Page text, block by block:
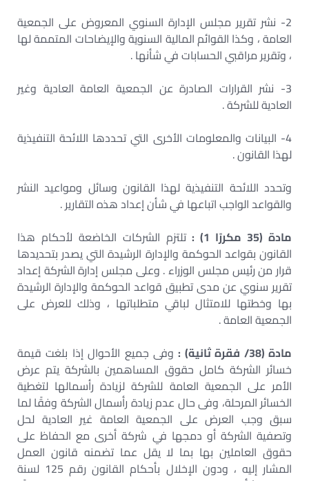
2- نشر تقرير مجلس الإدارة السنوي المعروض على الجمعية
العامة ، وكذا القوائم المالية السنوية والإيضاحات المتممة لها
، وتقرير مراقبي الحسابات في شأنها .
3- نشر القرارات الصادرة عن الجمعية العامة العادية وغير
العادية للشركة .
4- البيانات والمعلومات الأخرى التي تحددها اللائحة التنفيذية
لهذا القانون .
وتحدد اللائحة التنفيذية لهذا القانون وسائل ومواعيد النشر
والقواعد الواجب اتباعها في شأن إعداد هذه التقارير .
مادة (35 مكررًا 1) :
تلتزم الشركات الخاضعة لأحكام هذا
القانون بقواعد الحوكمة والإدارة الرشيدة التي يصدر بتحديدها
قرار من رئيس مجلس الوزراء . وعلى مجلس إدارة الشركة إعداد
تقرير سنوي عن مدى تطبيق قواعد الحوكمة والإدارة الرشيدة
بها وخطتها للامتثال لباقي متطلباتها ، وذلك للعرض على
الجمعية العامة .
مادة (38/ فقرة ثانية) :
وفى جميع الأحوال إذا بلغت قيمة
خسائر الشركة كامل حقوق المساهمين بالشركة يتم عرض
الأمر على الجمعية العامة للشركة لزيادة رأسمالها لتغطية
الخسائر المرحلة، وفى حال عدم زيادة رأسمال الشركة وفقًا لما
سبق وجب العرض على الجمعية العامة غير العادية لحل
وتصفية الشركة أو دمجها في شركة أخرى مع الحفاظ على
حقوق العاملين بها بما لا يقل عما تضمنه قانون العمل
المشار إليه ، ودون الإخلال بأحكام القانون رقم 125 لسنة